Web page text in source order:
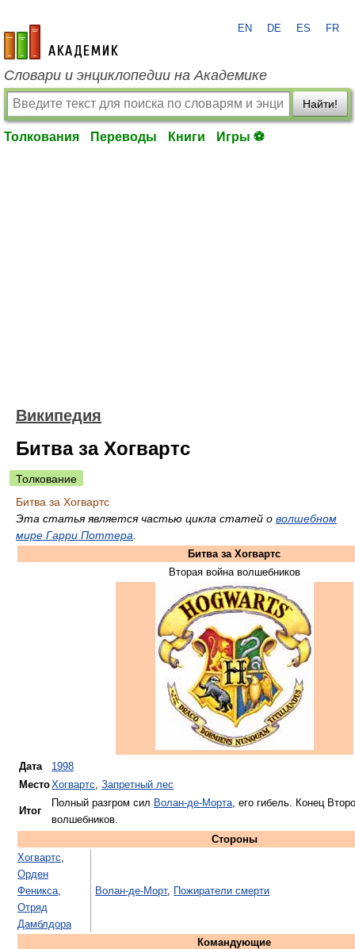
academic.ru
EN DE ES FR
Словари и энциклопедии на Академике
Найти!
Толкования Переводы Книги Игры ⚽
Википедия
Битва за Хогвартс
Толкование
Битва за Хогвартс
Эта статья является частью цикла статей о волшебном
мире Гарри Поттера
Битва за Хогвартс
Вторая война волшебников
Дата
1998
МестоХогвартс, Запретный лес
Итог
Полный разгром сил Волан-де-Морта, его гибель. Конец
волшебников.
Стороны
Хогвартс,
Орден
Феникса,
Отряд
Дамблдора
Волан-де-Морт, Пожиратели смерти
Командующие